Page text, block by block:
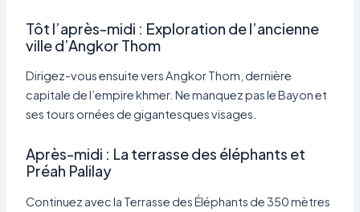
Tôt l’après-midi : Exploration de l’ancienne
ville d’Angkor Thom
Dirigez-vous ensuite vers Angkor Thom, dernière
capitale de l’empire khmer. Ne manquez pas le Bayon et
ses tours ornées de gigantesques visages.
Après-midi : La terrasse des éléphants et
Préah Palilay
Continuez avec la Terrasse des Éléphants de 350 mètres